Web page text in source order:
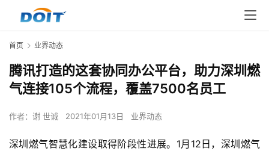
首页 业界动态
腾讯打造的这套协同办公平台，助力深圳燃
气连接105个流程，覆盖7500名员工
作者： 谢 世诚 2021年01月13日 业界动态
深圳燃气智慧化建设取得阶段性进展。1月12日，深圳燃气